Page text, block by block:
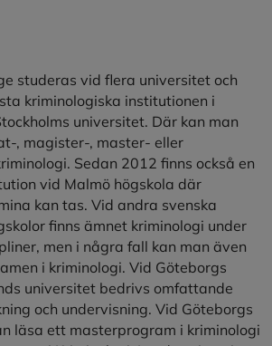
studeras vid flera universitet och
kriminologiska institutionen i
universitet. Där kan man
, magister-, master- eller
Sedan 2012 finns också en
vid Malmö högskola där
kan tas. Vid andra svenska
finns ämnet kriminologi under
men i några fall kan man även
i kriminologi. Vid Göteborgs
universitet bedrivs omfattande
och undervisning. Vid Göteborgs
läsa ett masterprogram i kriminologi